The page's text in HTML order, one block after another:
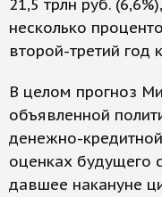
21,5 трлн руб.
несколько
второй-третий год
В целом прогноз
объявленной
денежно-
оценках будущего
давшее накануне